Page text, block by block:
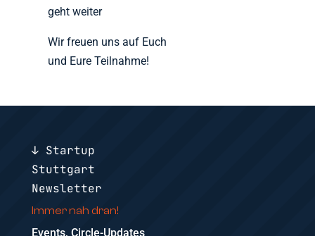
geht weiter
Wir freuen uns auf Euch
und Eure Teilnahme!
↓ Startup
Stuttgart
Newsletter
Immer nah dran!
Events, Circle-Updates